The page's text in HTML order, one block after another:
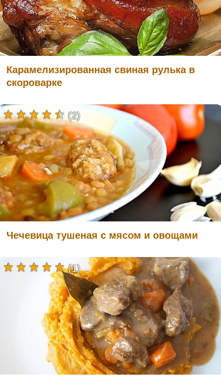
Карамелизированная свиная рулька в
скороварке
Чечевица тушеная с мясом и овощами
(2)
(1)